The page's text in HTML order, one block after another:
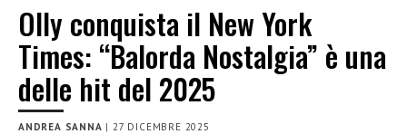
Olly conquista il New York
Times: “Balorda Nostalgia” è una
delle hit del 2025
ANDREA SANNA |27 DICEMBRE 2025